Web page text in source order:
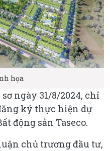
họa
ngày 31/8/2024, chỉ
ký thực hiện dự
động sản Taseco.
chủ trương đầu tư,